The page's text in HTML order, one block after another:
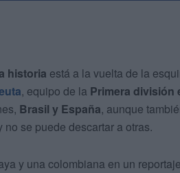
historia está a la vuelta de la
, equipo de la Primera división
Brasil y España, aunque
se puede descartar a otras.
y una colombiana en un